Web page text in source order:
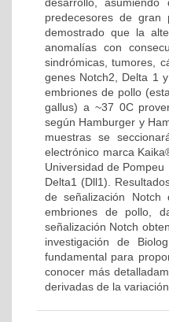
predecesores de gran
demostrado que la
anomalías con
sindrómicas, tumores,
genes Notch2, Delta 1
embriones de pollo
gallus) a ~37 0C
según Hamburger y
muestras se
electrónico marca
Universidad de
Delta1 (Dll1).
de señalización
embriones de pollo,
señalización Notch
investigación de
fundamental para
conocer más
derivadas de la